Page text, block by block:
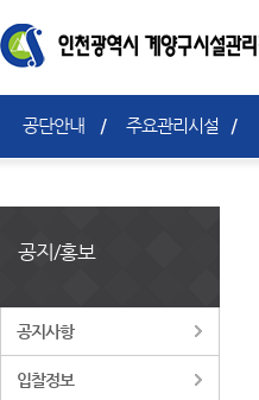
공단안내 주요관리시설
공지/홍보
공지사항
입찰정보